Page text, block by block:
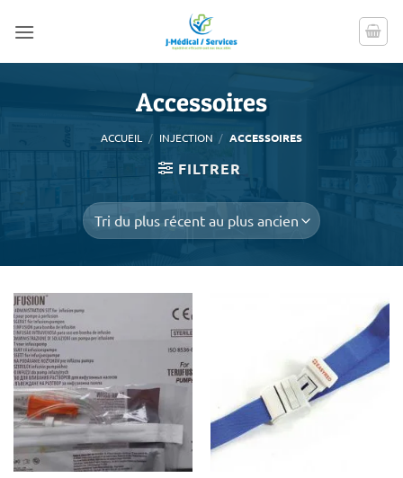
Accessoires
ACCUEIL / INJECTION / ACCESSOIRES
FILTRER